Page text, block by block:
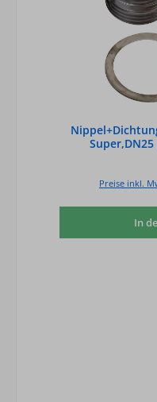
Super,DN25
Preise inkl.
In